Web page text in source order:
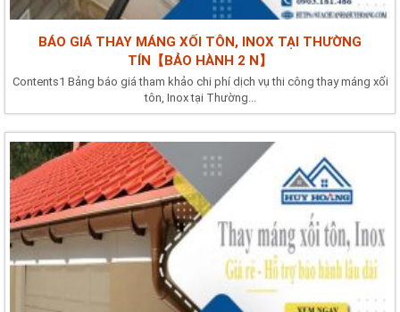
BÁO GIÁ THAY MÁNG XỐI TÔN, INOX TẠI THƯỜNG
TÍN【BẢO HÀNH 2 N】
Contents1 Bảng báo giá tham khảo chi phí dịch vụ thi công thay máng xối
tôn, Inox tại Thường...